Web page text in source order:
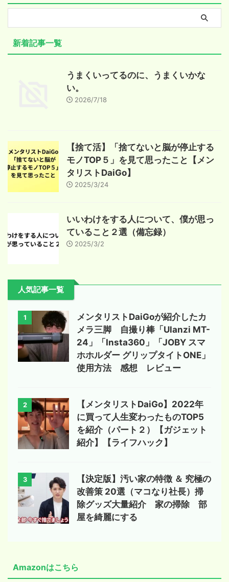
新着記事一覧
うまくいってるのに、うまくいかな
い。
2026/7/18
【捨て活】「捨てないと脳が停止する
モノTOP５」を見て思ったこと【メン
タリストDaiGo】
2025/3/24
いいわけをする人について、僕が思っ
ていること２選（備忘録）
2025/3/2
人気記事一覧
1
メンタリストDaiGoが紹介したカ
メラ三脚 自撮り棒「Ulanzi MT-
24」「Insta360」「JOBY スマ
ホホルダー グリップタイトONE」
使用方法 感想 レビュー
2
【メンタリストDaiGo】2022年
に買って人生変わったものTOP5
を紹介（パート２）【ガジェット
紹介】【ライフハック】
3
【決定版】汚い家の特徴 ＆ 究極の
改善策 20選（マコなり社長）掃
除グッズ大量紹介 家の掃除 部
屋を綺麗にする
Amazonはこちら